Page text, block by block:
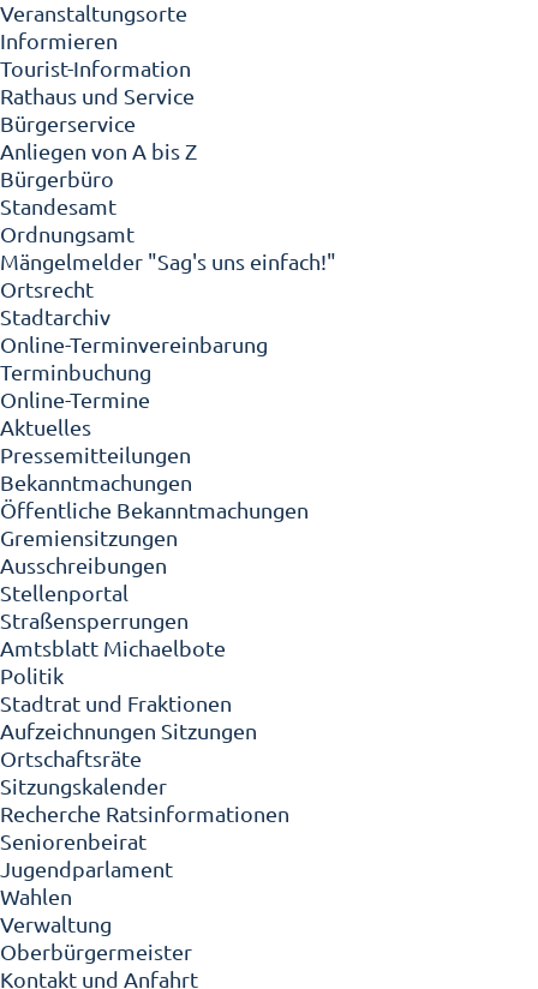
Veranstaltungsorte
Informieren
Tourist-Information
Rathaus und Service
Bürgerservice
Anliegen von A bis Z
Bürgerbüro
Standesamt
Ordnungsamt
Mängelmelder "Sag's uns einfach!"
Ortsrecht
Stadtarchiv
Online-Terminvereinbarung
Terminbuchung
Online-Termine
Aktuelles
Pressemitteilungen
Bekanntmachungen
Öffentliche Bekanntmachungen
Gremiensitzungen
Ausschreibungen
Stellenportal
Straßensperrungen
Amtsblatt Michaelbote
Politik
Stadtrat und Fraktionen
Aufzeichnungen Sitzungen
Ortschaftsräte
Sitzungskalender
Recherche Ratsinformationen
Seniorenbeirat
Jugendparlament
Wahlen
Verwaltung
Oberbürgermeister
Kontakt und Anfahrt